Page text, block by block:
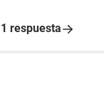
1 respuesta